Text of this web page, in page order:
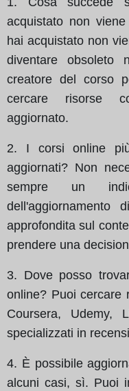
acquistato non
hai acquistato non
diventare obsoleto
creatore del corso
cercare risorse
aggiornato.
2. I corsi online
aggiornati? Non
sempre un
approfondita sul
prendere una
3. Dove posso
online? Puoi cercare
Coursera, Udemy,
specializzati in
4. È possibile
alcuni casi, sì. Puoi